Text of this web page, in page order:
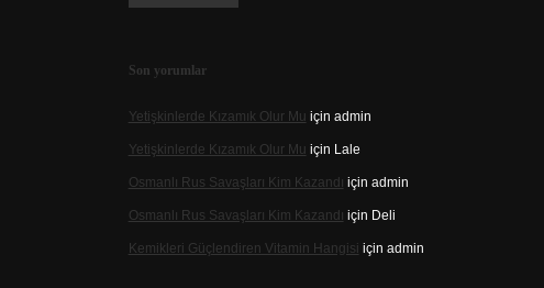
Son yorumlar
Yetişkinlerde Kızamık Olur Mu için admin
Yetişkinlerde Kızamık Olur Mu için Lale
Osmanlı Rus Savaşları Kim Kazandı için admin
Osmanlı Rus Savaşları Kim Kazandı için Deli
Kemikleri Güçlendiren Vitamin Hangisi için admin